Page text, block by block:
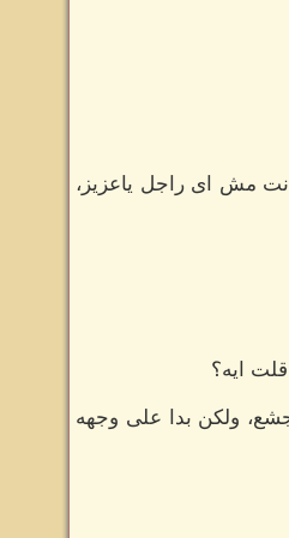
مش اى راجل ياعزيز،
ايه؟
ولكن بدا على وجهه